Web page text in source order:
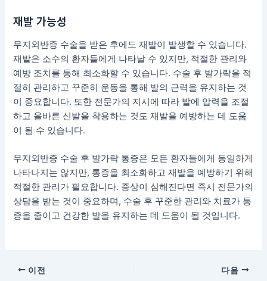
재발 가능성
무지외반증 수술을 받은 후에도 재발이 발생할 수 있습니다.
재발은 소수의 환자들에게 나타날 수 있지만, 적절한 관리와
예방 조치를 통해 최소화할 수 있습니다. 수술 후 발가락을 적
절히 관리하고 꾸준히 운동을 통해 발의 근력을 유지하는 것
이 중요합니다. 또한 전문가의 지시에 따라 발에 압력을 조절
하고 올바른 신발을 착용하는 것도 재발을 예방하는 데 도움
이 될 수 있습니다.
무지외반증 수술 후 발가락 통증은 모든 환자들에게 동일하게
나타나지는 않지만, 통증을 최소화하고 재발을 예방하기 위해
적절한 관리가 필요합니다. 증상이 심해진다면 즉시 전문가의
상담을 받는 것이 중요하며, 수술 후 꾸준한 관리와 치료가 통
증을 줄이고 건강한 발을 유지하는 데 도움이 될 것입니다.
이전 다음